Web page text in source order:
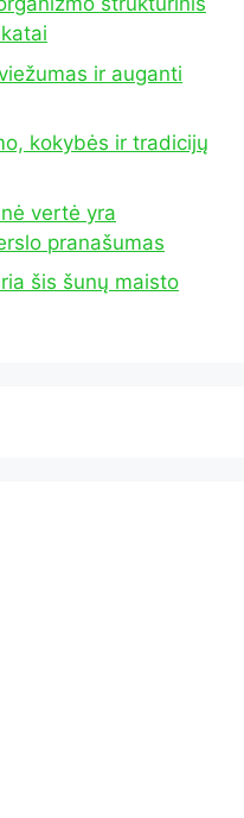
ir auganti
kokybės ir tradicijų
vertė yra
pranašumas
šis šunų maisto